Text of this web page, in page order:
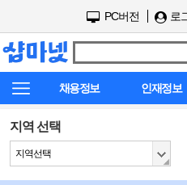
PC버전 로
채용정보 인재정보
지역 선택
지역선택